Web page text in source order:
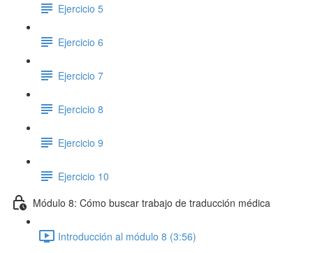
Ejercicio 5
Ejercicio 6
Ejercicio 7
Ejercicio 8
Ejercicio 9
Ejercicio 10
Módulo 8: Cómo buscar trabajo de traducción médica
Introducción al módulo 8 (3:56)